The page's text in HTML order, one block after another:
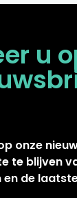
u
onze
te blijven
de